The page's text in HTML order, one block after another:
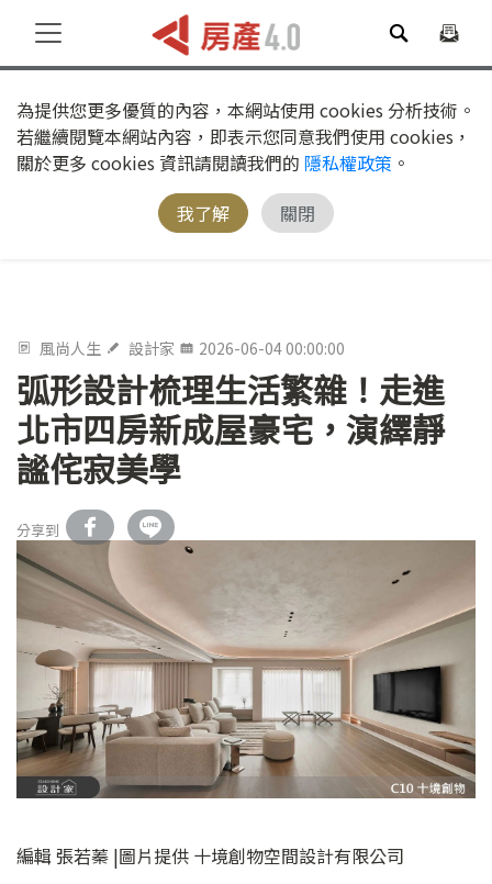
為提供您更多優質的內容，本網站使用 cookies 分析技術。
若繼續閱覽本網站內容，即表示您同意我們使用 cookies，
關於更多 cookies 資訊請閱讀我們的 隱私權政策 。
我了解
關閉
風尚人生 設計家 2026-06-04 00:00:00
弧形設計梳理生活繁雜！走進
北市四房新成屋豪宅，演繹靜
謐侘寂美學
分享到
編輯 張若蓁 |圖片提供 十境創物空間設計有限公司